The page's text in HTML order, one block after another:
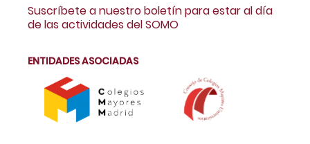
Suscríbete a nuestro boletín para estar al día
de las actividades del SOMO
ENTIDADES ASOCIADAS